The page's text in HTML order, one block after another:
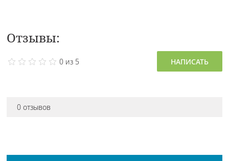
Отзывы:
0 из 5 НАПИСАТЬ
0 отзывов